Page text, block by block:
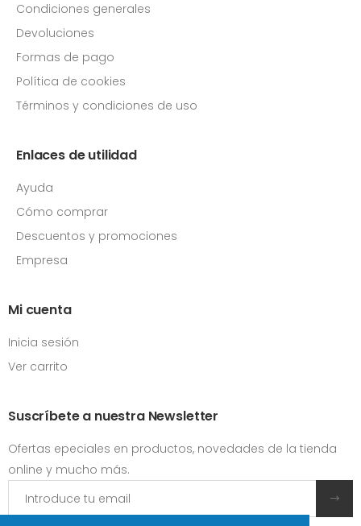
Condiciones generales
Devoluciones
Formas de pago
Política de cookies
Términos y condiciones de uso
Enlaces de utilidad
Ayuda
Cómo comprar
Descuentos y promociones
Empresa
Mi cuenta
Inicia sesión
Ver carrito
Suscríbete a nuestra Newsletter
Ofertas epeciales en productos, novedades de la tienda
online y mucho más.